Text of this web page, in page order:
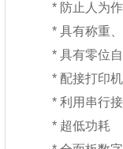
* 防止人为
* 具有称重
* 具有零
* 配接打
* 利用串行
* 超低